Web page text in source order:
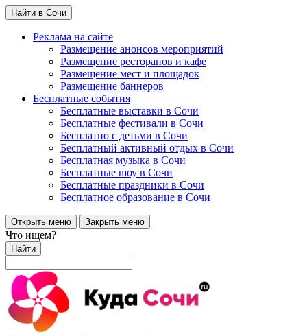
Найти в Сочи
Реклама на сайте
Размещение анонсов мероприятий
Размещение ресторанов и кафе
Размещение мест и площадок
Размещение баннеров
Бесплатные события
Бесплатные выставки в Сочи
Бесплатные фестивали в Сочи
Бесплатно с детьми в Сочи
Бесплатный активный отдых в Сочи
Бесплатная музыка в Сочи
Бесплатные шоу в Сочи
Бесплатные праздники в Сочи
Бесплатное образование в Сочи
Открыть меню Закрыть меню
Что ищем?
Найти